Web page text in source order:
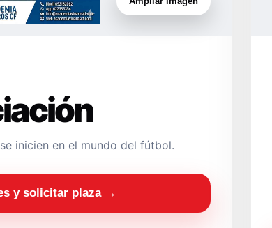
inicien en el mundo del fútbol.
y solicitar plaza →